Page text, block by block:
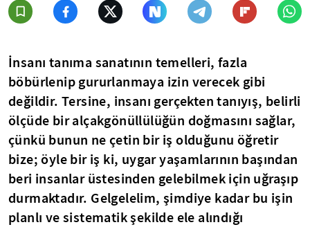
İnsanı tanıma sanatının temelleri, fazla
böbürlenip gururlanmaya izin verecek gibi
değildir. Tersine, insanı gerçekten tanıyış, belirli
ölçüde bir alçakgönüllülüğün doğmasını sağlar,
çünkü bunun ne çetin bir iş olduğunu öğretir
bize; öyle bir iş ki, uygar yaşamlarının başından
beri insanlar üstesinden gelebilmek için uğraşıp
durmaktadır. Gelgelelim, şimdiye kadar bu işin
planlı ve sistematik şekilde ele alındığı